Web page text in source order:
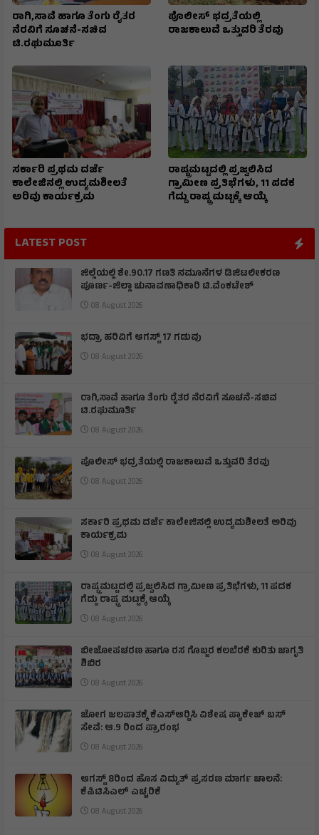
ರಾಗಿ,ಸಾವೆ ಹಾಗೂ ತೆಂಗು ರೈತರ
ನೆರವಿಗೆ ಸೂಚನೆ-ಸಚಿವ
ಟಿ.ರಘುಮೂರ್ತಿ
ಪೊಲೀಸ್ ಭದ್ರತೆಯಲ್ಲಿ
ರಾಜಕಾಲುವೆ ಒತ್ತುವರಿ ತೆರವು
ಸರ್ಕಾರಿ ಪ್ರಥಮ ದರ್ಜೆ
ಕಾಲೇಜಿನಲ್ಲಿ ಉದ್ಯಮಶೀಲತೆ
ಅರಿವು ಕಾರ್ಯಕ್ರಮ
ರಾಷ್ಟ್ರಮಟ್ಟದಲ್ಲಿ ಪ್ರಜ್ವಲಿಸಿದ
ಗ್ರಾಮೀಣ ಪ್ರತಿಭೆಗಳು, 11 ಪದಕ
ಗೆದ್ದು ರಾಷ್ಟ್ರ ಮಟ್ಟಕ್ಕೆ ಆಯ್ಕೆ
LATEST POST
ಜಿಲ್ಲೆಯಲ್ಲಿ ಶೇ.90.17 ಗಣತಿ ನಮೂನೆಗಳ ಡಿಜಿಟಲೀಕರಣ
ಪೂರ್ಣ-ಜಿಲ್ಲಾ ಚುನಾವಣಾಧಿಕಾರಿ ಟಿ.ವೆಂಕಟೇಶ್
08 August 2026
ಭದ್ರಾ ಹರಿವಿಗೆ ಆಗಸ್ಟ್ 17 ಗಡುವು
08 August 2026
ರಾಗಿ,ಸಾವೆ ಹಾಗೂ ತೆಂಗು ರೈತರ ನೆರವಿಗೆ ಸೂಚನೆ-ಸಚಿವ
ಟಿ.ರಘುಮೂರ್ತಿ
08 August 2026
ಪೊಲೀಸ್ ಭದ್ರತೆಯಲ್ಲಿ ರಾಜಕಾಲುವೆ ಒತ್ತುವರಿ ತೆರವು
08 August 2026
ಸರ್ಕಾರಿ ಪ್ರಥಮ ದರ್ಜೆ ಕಾಲೇಜಿನಲ್ಲಿ ಉದ್ಯಮಶೀಲತೆ ಅರಿವು
ಕಾರ್ಯಕ್ರಮ
08 August 2026
ರಾಷ್ಟ್ರಮಟ್ಟದಲ್ಲಿ ಪ್ರಜ್ವಲಿಸಿದ ಗ್ರಾಮೀಣ ಪ್ರತಿಭೆಗಳು, 11 ಪದಕ
ಗೆದ್ದು ರಾಷ್ಟ್ರ ಮಟ್ಟಕ್ಕೆ ಆಯ್ಕೆ
08 August 2026
ಬೀಜೋಪಚರಣ ಹಾಗೂ ರಸ ಗೊಬ್ಬರ ಕಲಬೆರಕೆ ಕುರಿತು ಜಾಗೃತಿ
ಶಿಬಿರ
08 August 2026
ಜೋಗ ಜಲಪಾತಕ್ಕೆ ಕೆಎಸ್‍ಆರ್‍ಟಿಸಿ ವಿಶೇಷ ಪ್ಯಾಕೇಜ್ ಬಸ್
ಸೇವೆ: ಆ.9 ರಿಂದ ಪ್ರಾರಂಭ
08 August 2026
ಆಗಸ್ಟ್ 8ರಿಂದ ಹೊಸ ವಿದ್ಯುತ್ ಪ್ರಸರಣ ಮಾರ್ಗ ಚಾಲನೆ:
ಕೆಪಿಟಿಸಿಎಲ್ ಎಚ್ಚರಿಕೆ
08 August 2026